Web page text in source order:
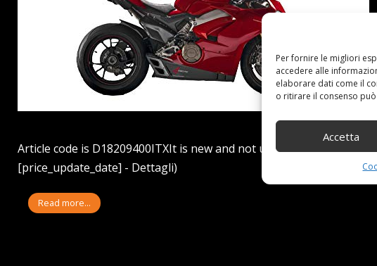
Per fornire le migliori
accedere alle
elaborare dati come il
o ritirare il consenso
Accetta
Article code is D18209400ITXIt is new and not usedProduced by
[price_update_date] - Dettagli)
Read more...